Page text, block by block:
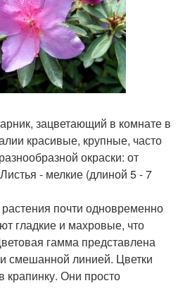
зацветающий в комнате в
красивые, крупные, часто
окраски: от
- мелкие (длиной 5 - 7
растения почти одновременно
гладкие и махровые, что
гамма представлена
смешанной линией. Цветки
крапинку. Они просто